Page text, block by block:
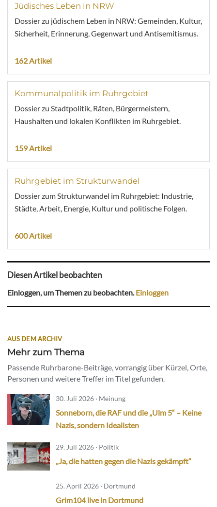
Jüdisches Leben in NRW
Dossier zu jüdischem Leben in NRW: Gemeinden, Kultur,
Sicherheit, Erinnerung, Gegenwart und Antisemitismus.
162 Artikel
Kommunalpolitik im Ruhrgebiet
Dossier zu Stadtpolitik, Räten, Bürgermeistern,
Haushalten und lokalen Konflikten im Ruhrgebiet.
159 Artikel
Ruhrgebiet im Strukturwandel
Dossier zum Strukturwandel im Ruhrgebiet: Industrie,
Städte, Arbeit, Energie, Kultur und politische Folgen.
600 Artikel
Diesen Artikel beobachten
Einloggen, um Themen zu beobachten.Einloggen
AUS DEM ARCHIV
Mehr zum Thema
Passende Ruhrbarone-Beiträge, vorrangig über Kürzel, Orte,
Personen und weitere Treffer im Titel gefunden.
30. Juli 2026 · Meinung
Sonneborn, die RAF und die „Ulm 5“ – Keine
Nazis, sondern Idealisten
29. Juli 2026 · Politik
„Ja, die hatten gegen die Nazis gekämpft“
25. April 2026 · Dortmund
Grim104 live in Dortmund